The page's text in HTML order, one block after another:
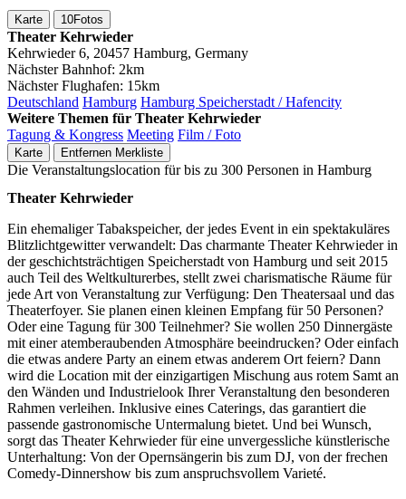
Karte 10Fotos
Theater Kehrwieder
Kehrwieder 6, 20457 Hamburg, Germany
Nächster Bahnhof: 2km
Nächster Flughafen: 15km
Deutschland Hamburg Hamburg Speicherstadt / Hafencity
Weitere Themen für Theater Kehrwieder
Tagung & Kongress Meeting Film / Foto
Karte Entfernen Merkliste
Die Veranstaltungslocation für bis zu 300 Personen in Hamburg
Theater Kehrwieder
Ein ehemaliger Tabakspeicher, der jedes Event in ein spektakuläres
Blitzlichtgewitter verwandelt: Das charmante Theater Kehrwieder in
der geschichtsträchtigen Speicherstadt von Hamburg und seit 2015
auch Teil des Weltkulturerbes, stellt zwei charismatische Räume für
jede Art von Veranstaltung zur Verfügung: Den Theatersaal und das
Theaterfoyer. Sie planen einen kleinen Empfang für 50 Personen?
Oder eine Tagung für 300 Teilnehmer? Sie wollen 250 Dinnergäste
mit einer atemberaubenden Atmosphäre beeindrucken? Oder einfach
die etwas andere Party an einem etwas anderem Ort feiern? Dann
wird die Location mit der einzigartigen Mischung aus rotem Samt an
den Wänden und Industrielook Ihrer Veranstaltung den besonderen
Rahmen verleihen. Inklusive eines Caterings, das garantiert die
passende gastronomische Untermalung bietet. Und bei Wunsch,
sorgt das Theater Kehrwieder für eine unvergessliche künstlerische
Unterhaltung: Von der Opernsängerin bis zum DJ, von der frechen
Comedy-Dinnershow bis zum anspruchsvollem Varieté.